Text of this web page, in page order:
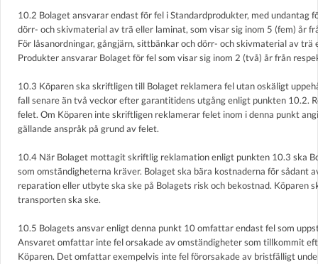
10.2 Bolaget ansvarar endast för fel i Standardprodukter, med undantag
dörr- och skivmaterial av trä eller laminat, som visar sig inom 5 (fem) år
För låsanordningar, gångjärn, sittbänkar och dörr- och skivmaterial av
Produkter ansvarar Bolaget för fel som visar sig inom 2 (två) år från
10.3 Köparen ska skriftligen till Bolaget reklamera fel utan oskäligt
fall senare än två veckor efter garantitidens utgång enligt punkten 10.2.
felet. Om Köparen inte skriftligen reklamerar felet inom i denna punkt
gällande anspråk på grund av felet.
10.4 När Bolaget mottagit skriftlig reklamation enligt punkten 10.3 ska
som omständigheterna kräver. Bolaget ska bära kostnaderna för sådant
reparation eller utbyte ska ske på Bolagets risk och bekostnad. Köparen
transporten ska ske.
10.5 Bolagets ansvar enligt denna punkt 10 omfattar endast fel som
Ansvaret omfattar inte fel orsakade av omständigheter som tillkommit
Köparen. Det omfattar exempelvis inte fel förorsakade av bristfälligt